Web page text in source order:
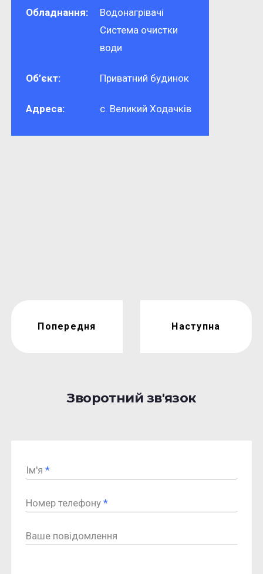
Обладнання:
Водонагрівачі
Система очистки
води
Об’єкт: Приватний будинок
Адреса: с. Великий Ходачків
Попередня Наступна
Зворотний зв'язок
Ім'я *
Номер телефону *
Ваше повідомлення